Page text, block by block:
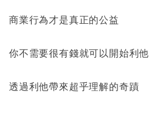
商業行為才是真正的公益
你不需要很有錢就可以開始利他
透過利他帶來超乎理解的奇蹟